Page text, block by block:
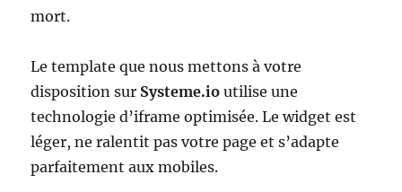
mort.
Le template que nous mettons à votre
disposition sur Systeme.io utilise une
technologie d’iframe optimisée. Le widget est
léger, ne ralentit pas votre page et s’adapte
parfaitement aux mobiles.